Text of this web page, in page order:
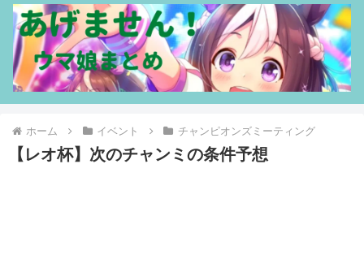
ホーム イベント チャンピオンズミーティング
【レオ杯】次のチャンミの条件予想